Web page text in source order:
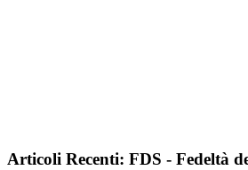
Articoli Recenti: FDS - Fedeltà